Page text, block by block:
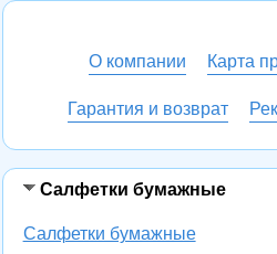
Салфетки бумажные
Салфетки бумажные
О компании Карта
Гарантия и возврат